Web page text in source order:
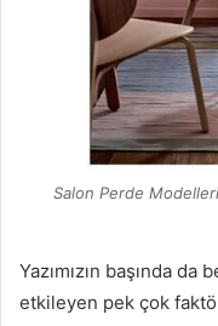
Salon Perde
Yazımızın başında
etkileyen pek çok